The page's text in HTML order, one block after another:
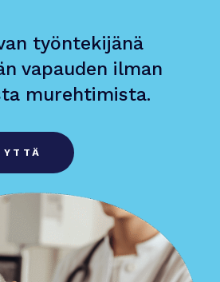
työntekijänä
vapauden ilman
murehtimista.